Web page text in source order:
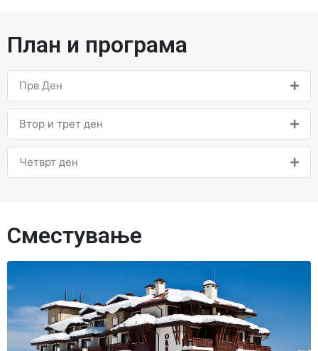
План и програма
Прв Ден
Втор и трет ден
Четврт ден
Сместување